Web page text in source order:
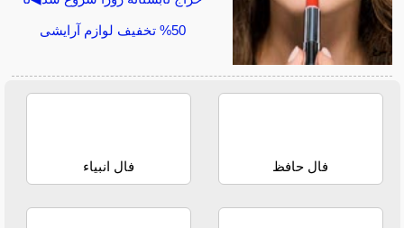
50% تخفیف لوازم آرایشی
فال حافظ فال انبیاء